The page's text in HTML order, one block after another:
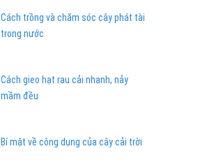
Cách trồng và chăm sóc cây phát tài
trong nước
Cách gieo hạt rau cải nhanh, nảy
mầm đều
Bí mật về công dụng của cây cải trời